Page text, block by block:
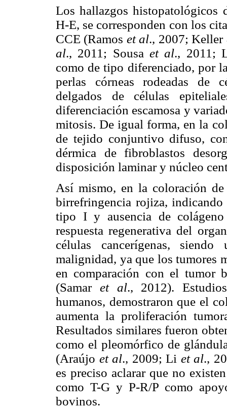
Los hallazgos histopatológicos
H-E, se corresponden con los
CCE (Ramos et al., 2007; Keller
al., 2011; Sousaet al., 2011;
como de tipo diferenciado, por
perlas córneas rodeadas de
delgados de células
diferenciación escamosa y
mitosis. De igual forma, en la
de tejido conjuntivo difuso,
dérmica de fibroblastos
disposición laminar y núcleo
Así mismo, en la coloración de
birrefringencia rojiza, indicando
tipo I y ausencia de
respuesta regenerativa del
células cancerígenas,
malignidad, ya que los tumores
en comparación con el tumor
(Samar et al., 2012).
humanos, demostraron que el
aumenta la proliferación
Resultados similares fueron
como el pleomórfico de
(Araújo et al., 2009; Li et al.,
es preciso aclarar que no
como T-G y P-R/P como
bovinos.